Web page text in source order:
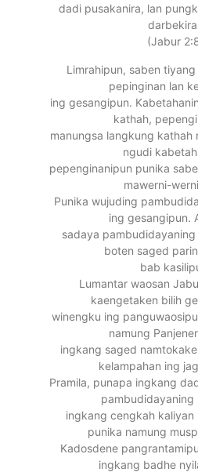
dadi pusakanira, lan
(Jabur
Limrahipun, saben
pepinginan lan
ing gesangipun.
kathah,
manungsa langkung kathah
ngudi
pepenginanipun punika
mawerni-
Punika wujuding
ing gesangipun.
sadaya
boten saged
bab
Lumantar waosan
kaengetaken bilih
winengku ing
namung
ingkang saged
kelampahan ing
Pramila, punapa ingkang
pambudidayaning
ingkang cengkah kaliyan
punika namung
Kadosdene
ingkang badhe